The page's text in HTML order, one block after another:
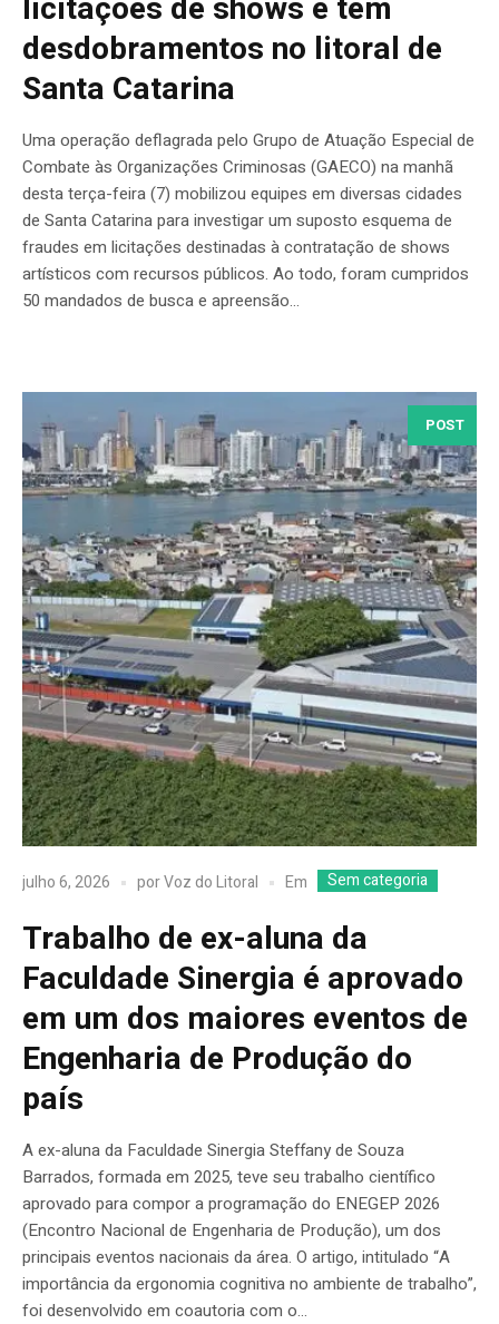
licitações de shows e tem
desdobramentos no litoral de
Santa Catarina
Uma operação deflagrada pelo Grupo de Atuação Especial de
Combate às Organizações Criminosas (GAECO) na manhã
desta terça-feira (7) mobilizou equipes em diversas cidades
de Santa Catarina para investigar um suposto esquema de
fraudes em licitações destinadas à contratação de shows
artísticos com recursos públicos. Ao todo, foram cumpridos
50 mandados de busca e apreensão...
POST
julho 6, 2026 porVoz do Litoral Em Sem categoria
Trabalho de ex-aluna da
Faculdade Sinergia é aprovado
em um dos maiores eventos de
Engenharia de Produção do
país
A ex-aluna da Faculdade Sinergia Steffany de Souza
Barrados, formada em 2025, teve seu trabalho científico
aprovado para compor a programação do ENEGEP 2026
(Encontro Nacional de Engenharia de Produção), um dos
principais eventos nacionais da área. O artigo, intitulado “A
importância da ergonomia cognitiva no ambiente de trabalho”,
foi desenvolvido em coautoria com o...